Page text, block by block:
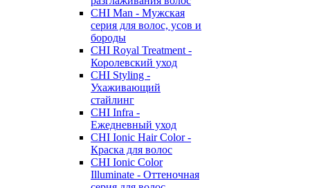
CHI Man - Мужская
серия для волос, усов и
бороды
CHI Royal Treatment -
Королевский уход
CHI Styling -
Ухаживающий
стайлинг
CHI Infra -
Ежедневный уход
CHI Ionic Hair Color -
Краска для волос
CHI Ionic Color
Illuminate - Оттеночная